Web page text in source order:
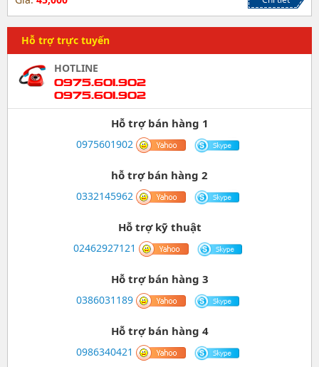
Hỗ trợ trực tuyến
HOTLINE
0975.601.902
0975.601.902
Hỗ trợ bán hàng 1
0975601902
hỗ trợ bán hàng 2
0332145962
Hỗ trợ kỹ thuật
02462927121
Hỗ trợ bán hàng 3
0386031189
Hỗ trợ bán hàng 4
0986340421